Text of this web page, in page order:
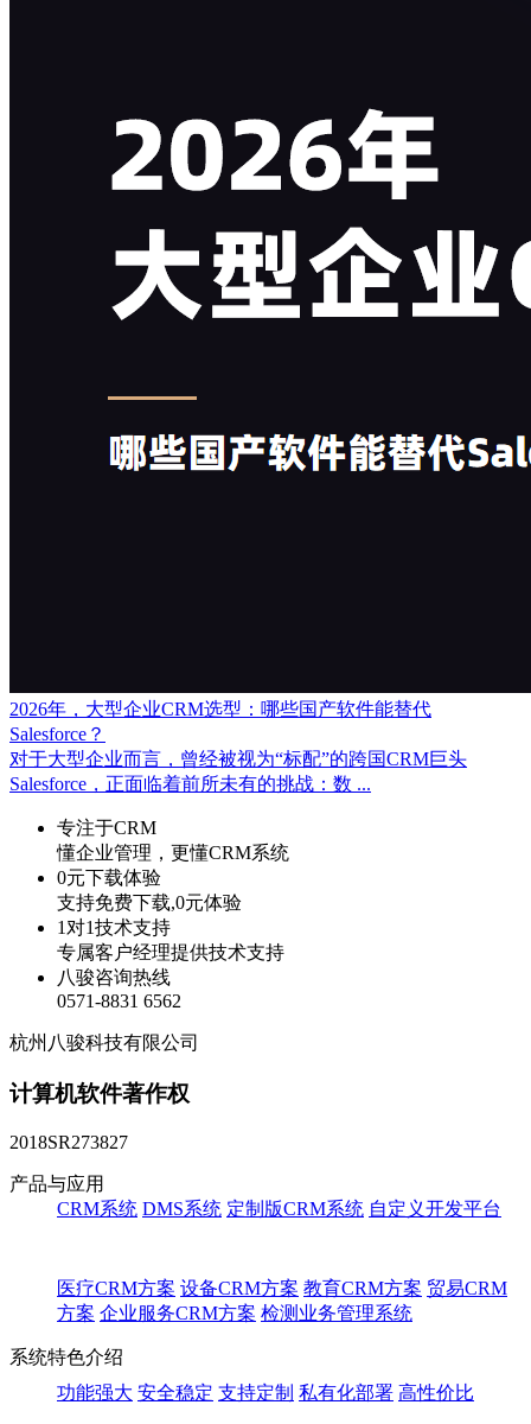
2026年，大型企业CRM选型：哪些国产软件能替代
Salesforce？
对于大型企业而言，曾经被视为“标配”的跨国CRM巨头
Salesforce，正面临着前所未有的挑战：数 ...
专注于CRM
懂企业管理，更懂CRM系统
0元下载体验
支持免费下载,0元体验
1对1技术支持
专属客户经理提供技术支持
八骏咨询热线
0571-8831 6562
杭州八骏科技有限公司
计算机软件著作权
2018SR273827
产品与应用
CRM系统 DMS系统 定制版CRM系统 自定义开发平台
医疗CRM方案 设备CRM方案 教育CRM方案 贸易CRM
方案 企业服务CRM方案 检测业务管理系统
系统特色介绍
功能强大 安全稳定 支持定制 私有化部署 高性价比